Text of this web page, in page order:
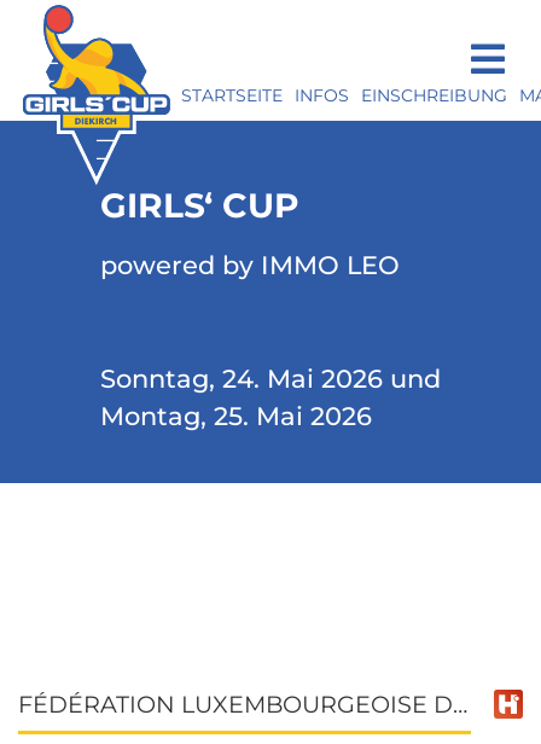
STARTSEITE INFOS EINSCHREIBUNG
GIRLS‘ CUP
powered by IMMO LEO
Sonntag, 24. Mai 2026 und
Montag, 25. Mai 2026
FÉDÉRATION LUXEMBOURGEOISE DE HANDBALL - GIRLS CUP GROUP B